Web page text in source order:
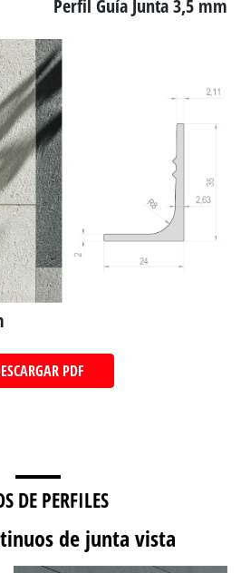
Perfil Guía Junta 3,5 mm
PDF
DE PERFILES
de junta vista